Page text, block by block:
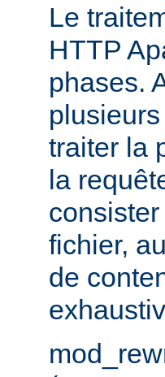
Le
HTTP
phases.
traiter la
la
fichier,
de